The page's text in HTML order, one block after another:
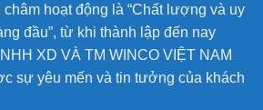
hoạt động là “Chất lượng và uy
đầu”, từ khi thành lập đến nay
XD VÀ TM WINCO VIỆT NAM
sự yêu mến và tin tưởng của khách